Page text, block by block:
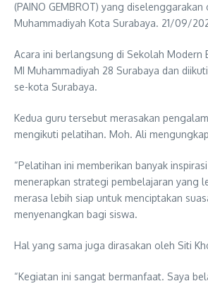
(PAINO GEMBROT) yang diselenggarakan
Muhammadiyah Kota Surabaya. 21/09/
Acara ini berlangsung di Sekolah Modern
MI Muhammadiyah 28 Surabaya dan
se-kota Surabaya.
Kedua guru tersebut merasakan
mengikuti pelatihan. Moh. Ali
“Pelatihan ini memberikan banyak
menerapkan strategi pembelajaran yang
merasa lebih siap untuk menciptakan
menyenangkan bagi siswa.
Hal yang sama juga dirasakan oleh Siti
“Kegiatan ini sangat bermanfaat. Saya